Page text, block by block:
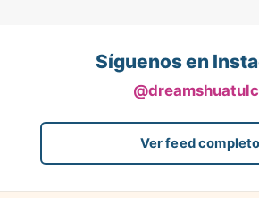
Síguenos en
Ver feed completo